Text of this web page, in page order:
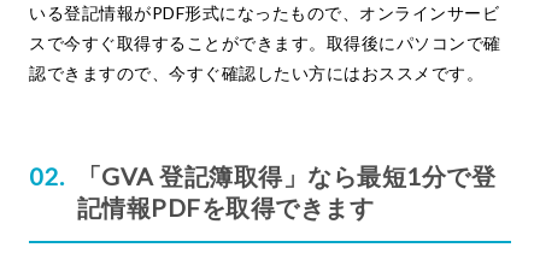
いる登記情報がPDF形式になったもので、オンラインサービ
スで今すぐ取得することができます。取得後にパソコンで確
認できますので、今すぐ確認したい方にはおススメです。
「GVA 登記簿取得」なら最短1分で登
記情報PDFを取得できます